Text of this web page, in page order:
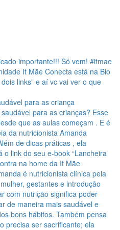
para as criança